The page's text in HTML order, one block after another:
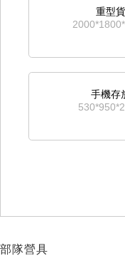
重型
手機存
部隊營具